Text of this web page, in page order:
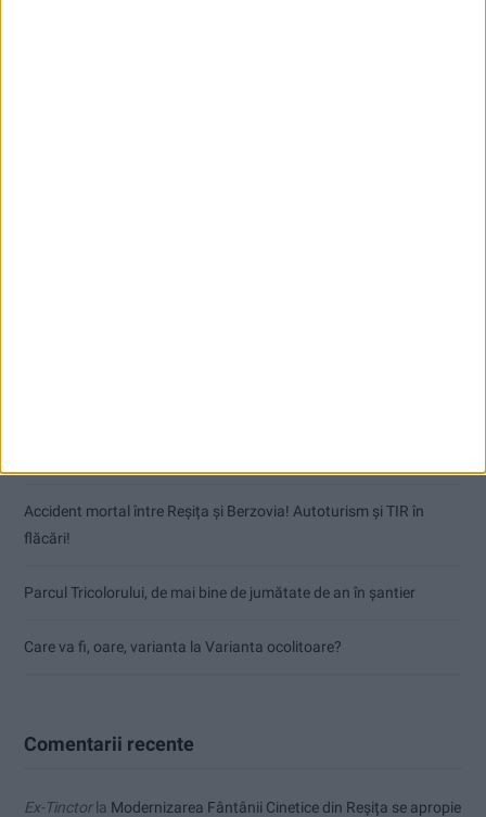
Accident mortal între Reșița și Berzovia! Autoturism și TIR în
flăcări!
Parcul Tricolorului, de mai bine de jumătate de an în șantier
Care va fi, oare, varianta la Varianta ocolitoare?
Comentarii recente
Ex-Tinctorla Modernizarea Fântânii Cinetice din Reșița se apropie